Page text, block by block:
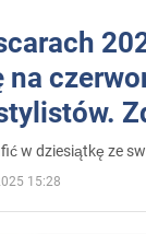
na
w dziesiątkę ze
15:28